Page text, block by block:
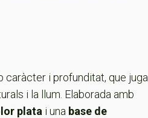
caràcter i profunditat, que juga
i la llum. Elaborada amb
plata i una base de